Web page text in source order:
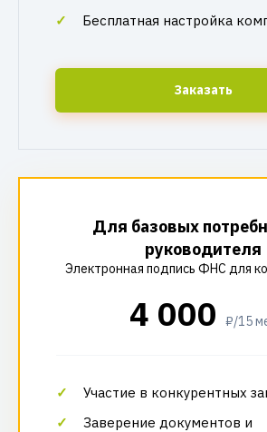
Бесплатная настройка
Заказать
Для базовых
руководителя
Электронная подпись ФНС для
4 000 ₽/15
Участие в конкурентных
Заверение документов и